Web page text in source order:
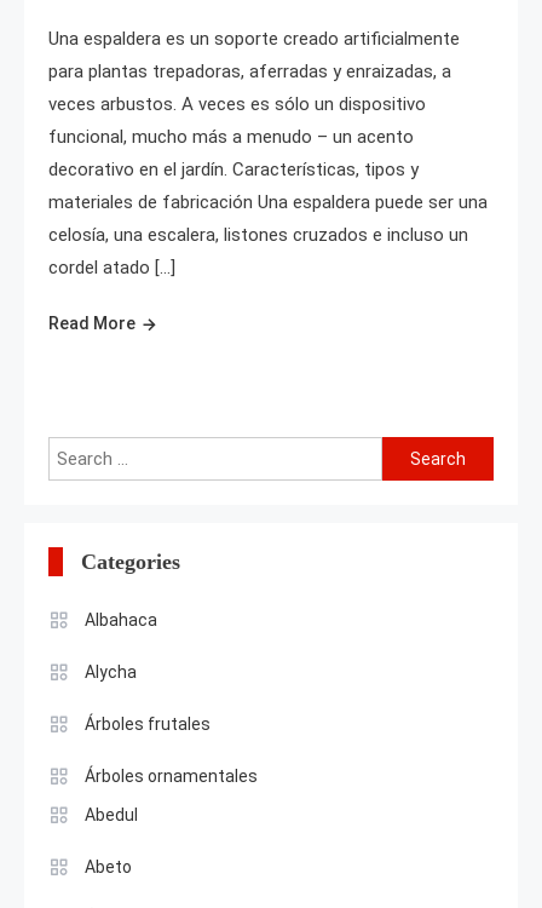
Una espaldera es un soporte creado artificialmente
para plantas trepadoras, aferradas y enraizadas, a
veces arbustos. A veces es sólo un dispositivo
funcional, mucho más a menudo – un acento
decorativo en el jardín. Características, tipos y
materiales de fabricación Una espaldera puede ser una
celosía, una escalera, listones cruzados e incluso un
cordel atado […]
Read More
Search
for:
Categories
Albahaca
Alycha
Árboles frutales
Árboles ornamentales
Abedul
Abeto